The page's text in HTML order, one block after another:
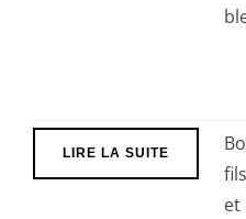
LIRE LA SUITE
et